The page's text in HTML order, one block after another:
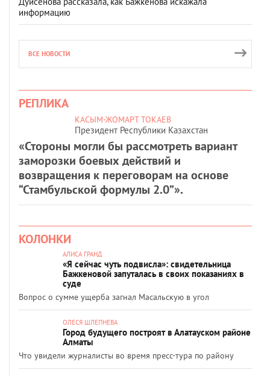
информацию
ВСЕ НОВОСТИ
РЕПЛИКА
КАСЫМ-ЖОМАРТ ТОКАЕВ
Президент Республики Казахстан
«Стороны могли бы рассмотреть вариант
заморозки боевых действий и
возвращения к переговорам на основе
“Стамбульской формулы 2.0”».
КОЛОНКИ
АЛИСА ГРАНД
«Я сейчас чуть подвисла»: свидетельница
Бажкеновой запуталась в своих показаниях в
суде
Вопрос о сумме ущерба загнал Масальскую в угол
ОЛЕСЯ ШЛЕПНЕВА
Город будущего построят в Алатауском районе
Алматы
Что увидели журналисты во время пресс-тура по району